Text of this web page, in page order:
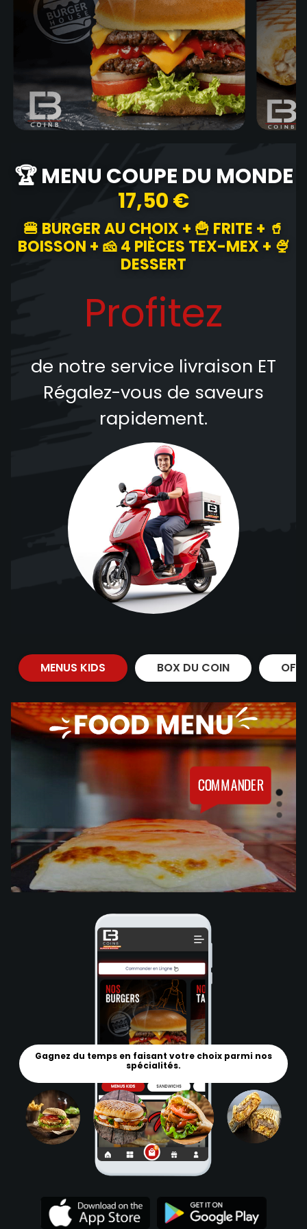
🏆 MENU COUPE DU MONDE
17,50 €
🍔 BURGER AU CHOIX + 🍟 FRITE + 🥤
BOISSON + 🧀 4 PIÈCES TEX-MEX + 🍨
DESSERT
Profitez
de notre service livraison ET
Régalez-vous de saveurs
rapidement.
MENUS KIDS BOX DU COIN
Gagnez du temps en faisant votre choix parmi nos
spécialités.